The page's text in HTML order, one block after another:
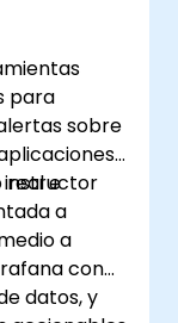
para
sobre
real e
instructor
a
a
con
datos, y